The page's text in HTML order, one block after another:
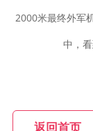
2000米最终外军
中，
返回首页